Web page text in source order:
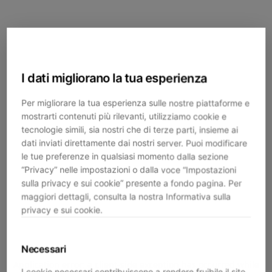
I dati migliorano la tua esperienza
Per migliorare la tua esperienza sulle nostre piattaforme e
mostrarti contenuti più rilevanti, utilizziamo cookie e
tecnologie simili, sia nostri che di terze parti, insieme ai
dati inviati direttamente dai nostri server. Puoi modificare
le tue preferenze in qualsiasi momento dalla sezione
“Privacy” nelle impostazioni o dalla voce “Impostazioni
sulla privacy e sui cookie” presente a fondo pagina. Per
maggiori dettagli, consulta la nostra Informativa sulla
privacy e sui cookie.
Necessari